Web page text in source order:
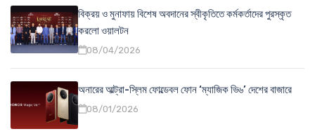
বিক্রয় ও মুনাফায় বিশেষ অবদানের স্বীকৃতিতে কর্মকর্তাদের পুরস্কৃত
করলো ওয়ালটন
08/04/2026
অনারের আল্ট্রা-স্লিম ফোল্ডেবল ফোন ‘ম্যাজিক ভি৬’ দেশের বাজারে
08/01/2026